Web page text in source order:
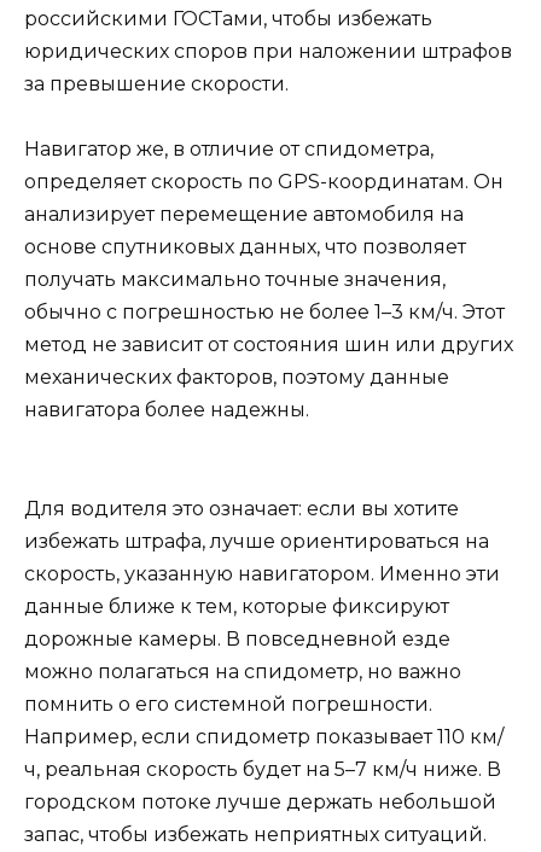
российскими ГОСТами, чтобы избежать
юридических споров при наложении штрафов
за превышение скорости.
Навигатор же, в отличие от спидометра,
определяет скорость по GPS-координатам. Он
анализирует перемещение автомобиля на
основе спутниковых данных, что позволяет
получать максимально точные значения,
обычно с погрешностью не более 1–3 км/ч. Этот
метод не зависит от состояния шин или других
механических факторов, поэтому данные
навигатора более надежны.
Для водителя это означает: если вы хотите
избежать штрафа, лучше ориентироваться на
скорость, указанную навигатором. Именно эти
данные ближе к тем, которые фиксируют
дорожные камеры. В повседневной езде
можно полагаться на спидометр, но важно
помнить о его системной погрешности.
Например, если спидометр показывает 110 км/
ч, реальная скорость будет на 5–7 км/ч ниже. В
городском потоке лучше держать небольшой
запас, чтобы избежать неприятных ситуаций.